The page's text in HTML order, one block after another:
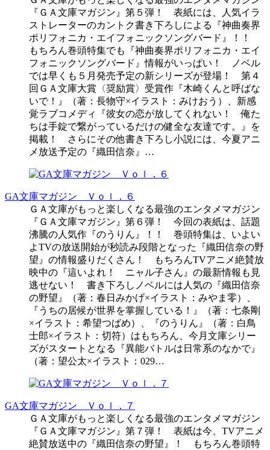
『ＧＡ文庫マガジン』第５弾！ 表紙には、人気イラ
ストレーターのカントク書き下ろしによる『神曲奏界
ポリフォニカ・エイフォニックソングバード』！！
もちろん巻頭特集でも『神曲奏界ポリフォニカ・エイ
フォニックソングバード』情報がいっぱい！ ノベル
では早くも５月発売予定の新シリーズが登場！ 第４
回ＧＡ文庫大賞〈奨励賞〉受賞作『木崎くんと呼ばな
いで！』（著：長物守×イラスト：みけおう）、新感
覚ラブコメディ『彼女の恋が放してくれない！ 俺た
ちは手錠で繋がっているだけの健全な友達です。』を
掲載！ さらにその他書き下ろし小説には、今夏アニ
メ放送予定の『織田信奈』…
GA文庫マガジン Ｖｏｌ．６
ＧＡ文庫がもっと楽しくなる最強のエンタメマガジン
『ＧＡ文庫マガジン』第６弾！ 今回の表紙は、話題
沸騰の人気作『のうりん』！！ 巻頭特集は、いよい
よTVの放送開始が秒読み段階となった『織田信奈の野
望』の情報盛りだくさん！ もちろんTVアニメ絶賛放
映中の『這いよれ！ ニャル子さん』の最新情報も見
逃せない！ 書き下ろしノベルには人気の『織田信奈
の野望』（著：春日みかげ×イラスト：みやま零）、
『うちの居候が世界を掌握している！』（著：七条剛
×イラスト：希望つばめ）、『のうりん』（著：白鳥
士郎×イラスト：切符）はもちろん、今月文庫シリー
ズがスタートとなる『異能バトルは日常系のなかで』
（著：望公太×イラスト：029…
GA文庫マガジン Ｖｏｌ．７
ＧＡ文庫がもっと楽しくなる最強のエンタメマガジン
『ＧＡ文庫マガジン』第７弾！ 表紙は今、TVアニメ
絶賛放送中の『織田信奈の野望』！ もちろん巻頭特